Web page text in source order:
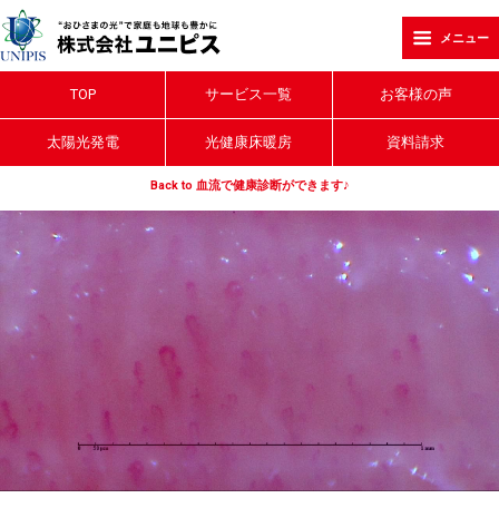
メニュー
TOP サービス一覧 お客様の声
太陽光発電 光健康床暖房 資料請求
Back to 血流で健康診断ができます♪